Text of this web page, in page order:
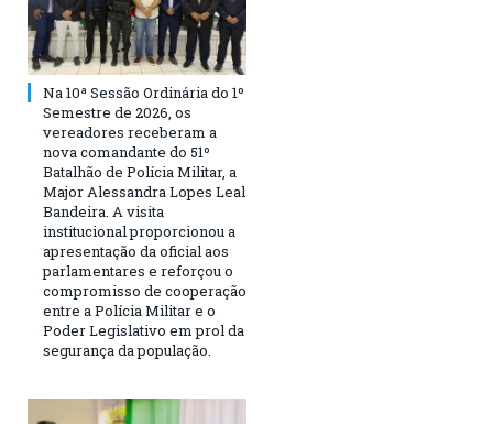
Na 10ª Sessão Ordinária do 1º
Semestre de 2026, os
vereadores receberam a
nova comandante do 51º
Batalhão de Polícia Militar, a
Major Alessandra Lopes Leal
Bandeira. A visita
institucional proporcionou a
apresentação da oficial aos
parlamentares e reforçou o
compromisso de cooperação
entre a Polícia Militar e o
Poder Legislativo em prol da
segurança da população.